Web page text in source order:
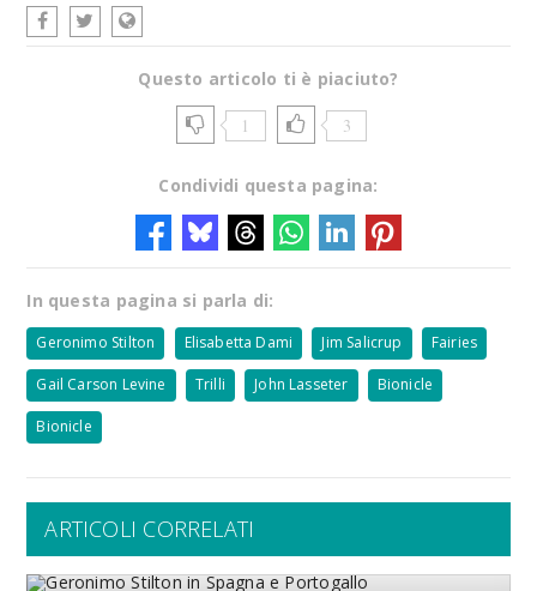
Questo articolo ti è piaciuto?
1 3
Condividi questa pagina:
In questa pagina si parla di:
Geronimo Stilton Elisabetta Dami Jim Salicrup Fairies
Gail Carson Levine Trilli John Lasseter Bionicle
Bionicle
ARTICOLI CORRELATI